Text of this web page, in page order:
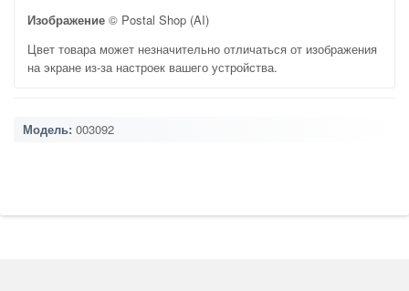
Изображение © Postal Shop (AI)
Цвет товара может незначительно отличаться от изображения
на экране из-за настроек вашего устройства.
Модель: 003092